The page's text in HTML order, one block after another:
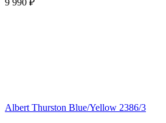
9 990 ₽
Albert Thurston Blue/Yellow 2386/3